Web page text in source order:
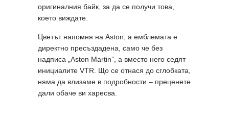
оригиналния байк, за да се получи това,
което виждате.
Цветът напомня на Aston, а емблемата е
директно пресъздадена, само че без
надписа „Aston Martin”, а вместо него седят
инициалите VTR. Що се отнася до сглобката,
няма да влизаме в подробности – преценете
дали обаче ви харесва.